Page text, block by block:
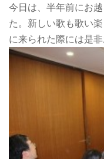
今日は、半年前にお
た。新しい歌も歌い
に来られた際には是